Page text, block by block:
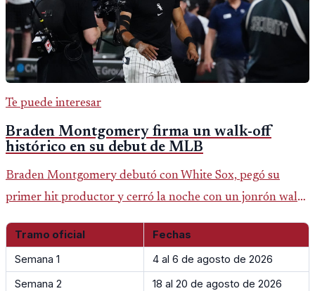
Te puede interesar
Braden Montgomery firma un walk-off
histórico en su debut de MLB
Braden Montgomery debutó con White Sox, pegó su
primer hit productor y cerró la noche con un jonrón walk-
este tipo en la historia.
Tramo oficial
Fechas
Semana 1
4 al 6 de agosto de 2026
Semana 2
18 al 20 de agosto de 2026